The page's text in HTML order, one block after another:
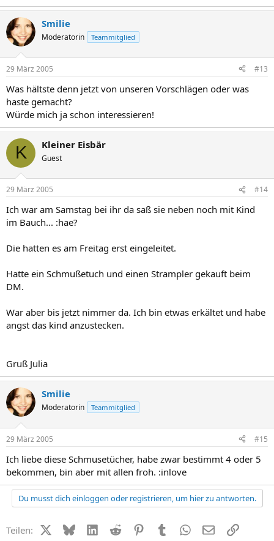
Smilie
Moderatorin Teammitglied
29 März 2005 #13
Was hältste denn jetzt von unseren Vorschlägen oder was
haste gemacht?
Würde mich ja schon interessieren!
K Kleiner Eisbär
Guest
29 März 2005 #14
Ich war am Samstag bei ihr da saß sie neben noch mit Kind
im Bauch... :hae?
Die hatten es am Freitag erst eingeleitet.
Hatte ein Schmußetuch und einen Strampler gekauft beim
DM.
War aber bis jetzt nimmer da. Ich bin etwas erkältet und habe
angst das kind anzustecken.
Gruß Julia
Smilie
Moderatorin Teammitglied
29 März 2005 #15
Ich liebe diese Schmusetücher, habe zwar bestimmt 4 oder 5
bekommen, bin aber mit allen froh. :inlove
Du musst dich einloggen oder registrieren, um hier zu antworten.
Teilen: X (Twitter)
BlueskyLinkedIn
Reddit PinterestTumblr WhatsApp
E-MailLink